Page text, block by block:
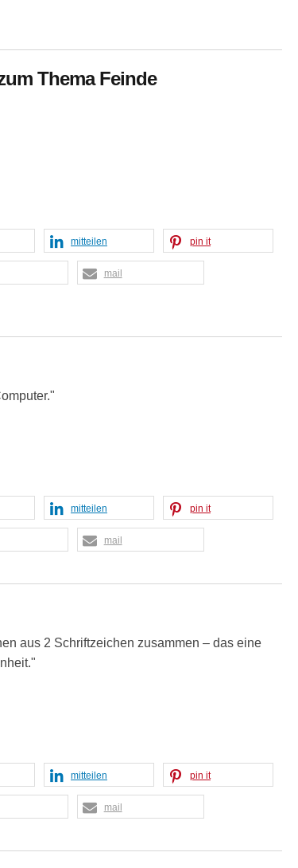
Thema Feinde
mitteilen pin it
mail
mitteilen pin it
mail
aus 2 Schriftzeichen zusammen – das eine
mitteilen pin it
mail